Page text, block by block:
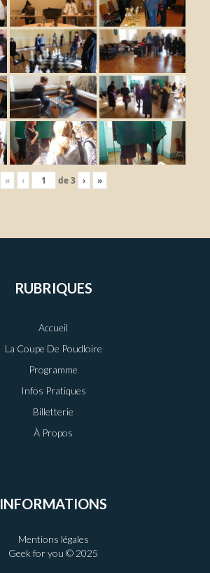
« ‹ de3 › »
RUBRIQUES
Accueil
La Coupe De Poudloire
Programme
Infos Pratiques
Billetterie
À Propos
INFORMATIONS
Mentions légales
Geek for you © 2025